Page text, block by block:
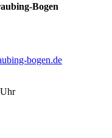
Bogen
bogen.de